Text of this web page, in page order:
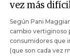
vez más
Según Pani
cambio vertiginoso
consumidores que
(que son cada vez